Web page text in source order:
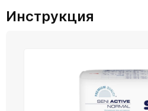
Инструкция